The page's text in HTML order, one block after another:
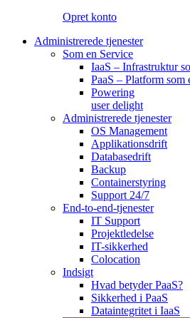
Opret konto
Administrerede tjenester
Som en Service
IaaS – Infrastruktur
PaaS – Platform som
Powering
user delight
Administrerede tjenester
OS Management
Applikationsdrift
Databasedrift
Backup
Containerstyring
Support 24/7
End-to-end-tjenester
IT Support
Projektledelse
IT-sikkerhed
Colocation
Indsigt
Hvad betyder PaaS?
Sikkerhed i PaaS
Dataintegritet i IaaS